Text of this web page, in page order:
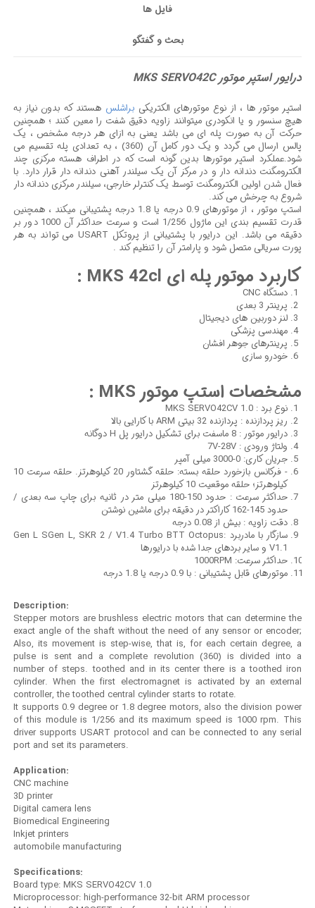
فایل ها
بحث و گفتگو
درایور استپر موتور MKS SERVO42C
استپر موتور ها ، از نوع موتورهای الکتریکی براشلسهستند که بدون نیاز به
هیچ سنسور و یا انکودری میتوانند زاویه دقیق شفت را معین کنند ؛ همچنین
حرکت آن به صورت پله ای می باشد یعنی به ازای هر درجه مشخص ، یک
پالس ارسال می گردد و یک دور کامل آن (360) ، به تعدادی پله تقسیم می
شود.عملکرد استپر موتورها بدین گونه است که در اطراف هسته مرکزی چند
الکترومگنت دندانه دار و در مرکز آن یک سیلندر آهنی دندانه دار قرار دارد. با
فعال شدن اولین الکترومگنت توسط یک کنترلر خارجی، سیلندر مرکزی دندانه دار
شروع به چرخش می کند.
استپ موتور ، از موتورهای 0.9 درجه یا 1.8 درجه پشتیبانی میکند ، همچنین
قدرت تقسیم بندی این ماژول 1/256 است و سرعت حداکثر آن 1000 دور بر
دقیقه می باشد. این درایور با پشتیبانی از پروتکل USART می تواند به هر
پورت سریالی متصل شود و پارامتر آن را تنظیم کند .
کاربرد موتور پله ای MKS 42cl :
دستگاه CNC
پرینتر 3 بعدی
لنز دوربین های دیجیتال
مهندسی پزشکی
پرینترهای جوهر افشان
خودرو سازی
مشخصات استپ موتور MKS :
نوع برد : MKS SERVO42CV 1.0
ریز پردازنده : پردازنده 32 بیتی ARM با کارایی بالا
درایور موتور : 8 ماسفت برای تشکیل درایور پل H دوگانه
ولتاژ ورودی : 7V-28V
جریان کاری: 0-3000 میلی آمپر
- فرکانس بازخورد حلقه بسته: حلقه گشتاور 20 کیلوهرتز. حلقه سرعت 10
کیلوهرتز؛ حلقه موقعیت 10 کیلوهرتز
حداکثر سرعت : حدود 150-180 میلی متر در ثانیه برای چاپ سه بعدی /
حدود 145-162 کاراکتر در دقیقه برای ماشین نوشتن
دقت زاویه : بیش از 0.08 درجه
سازگار با مادربرد :Gen L SGen L, SKR 2 / V1.4 Turbo BTT Octopus
V1.1 و سایر بردهای جدا شده با درایورها
حداکثر سرعت: 1000RPM
موتورهای قابل پشتیبانی : با 0.9 درجه یا 1.8 درجه
Description:
Stepper motors are brushless electric motors that can determine the
exact angle of the shaft without the need of any sensor or encoder;
Also, its movement is step-wise, that is, for each certain degree, a
pulse is sent and a complete revolution (360) is divided into a
number of steps. toothed and in its center there is a toothed iron
cylinder. When the first electromagnet is activated by an external
controller, the toothed central cylinder starts to rotate.
It supports 0.9 degree or 1.8 degree motors, also the division power
of this module is 1/256 and its maximum speed is 1000 rpm. This
driver supports USART protocol and can be connected to any serial
port and set its parameters.
Application:
CNC machine
3D printer
Digital camera lens
Biomedical Engineering
Inkjet printers
automobile manufacturing
Specifications:
Board type: MKS SERVO42CV 1.0
Microprocessor: high-performance 32-bit ARM processor